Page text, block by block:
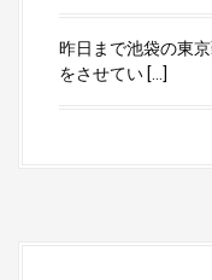
昨日まで池袋の東
をさせてい […]